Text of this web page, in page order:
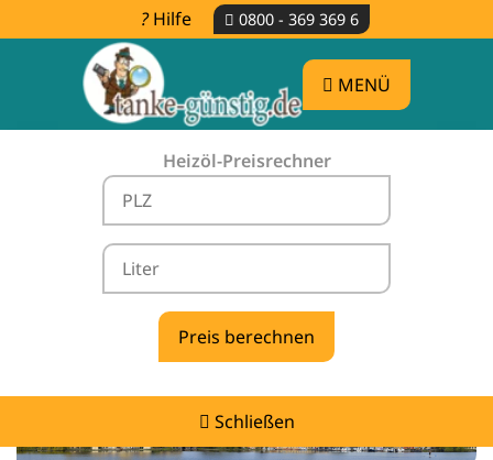
Hilfe 0800 - 369 369 6
MENÜ
Heizöl-Preisrechner
Schließen
Heizölpreise Dersenow -
vergleichen & günstig tanken